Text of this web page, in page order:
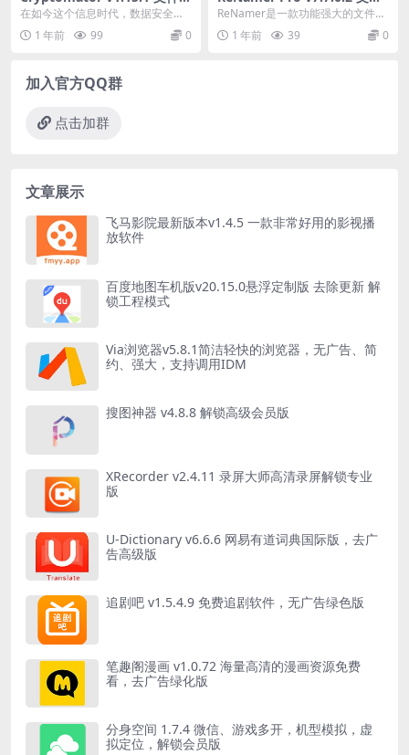
密软件免费开源版
在如今这个信息时代，数据安全至
关重要。Cryptomator 是一款开源
的文件加...
1 年前 99 0
重命名工具中文绿色版
ReNamer是一款功能强大的文件重
命名工具，它可以帮助用户快速方
便地批量重命名...
1 年前 39 0
加入官方QQ群
点击加群
文章展示
飞马影院最新版本v1.4.5 一款非常好用的影视播
放软件
百度地图车机版v20.15.0悬浮定制版 去除更新 解
锁工程模式
Via浏览器v5.8.1简洁轻快的浏览器，无广告、简
约、强大，支持调用IDM
搜图神器 v4.8.8 解锁高级会员版
XRecorder v2.4.11 录屏大师高清录屏解锁专业
版
U-Dictionary v6.6.6 网易有道词典国际版，去广
告高级版
追剧吧 v1.5.4.9 免费追剧软件，无广告绿色版
笔趣阁漫画 v1.0.72 海量高清的漫画资源免费
看，去广告绿化版
分身空间 1.7.4 微信、游戏多开，机型模拟，虚
拟定位，解锁会员版